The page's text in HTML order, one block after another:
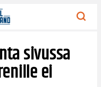
sivussa
ei